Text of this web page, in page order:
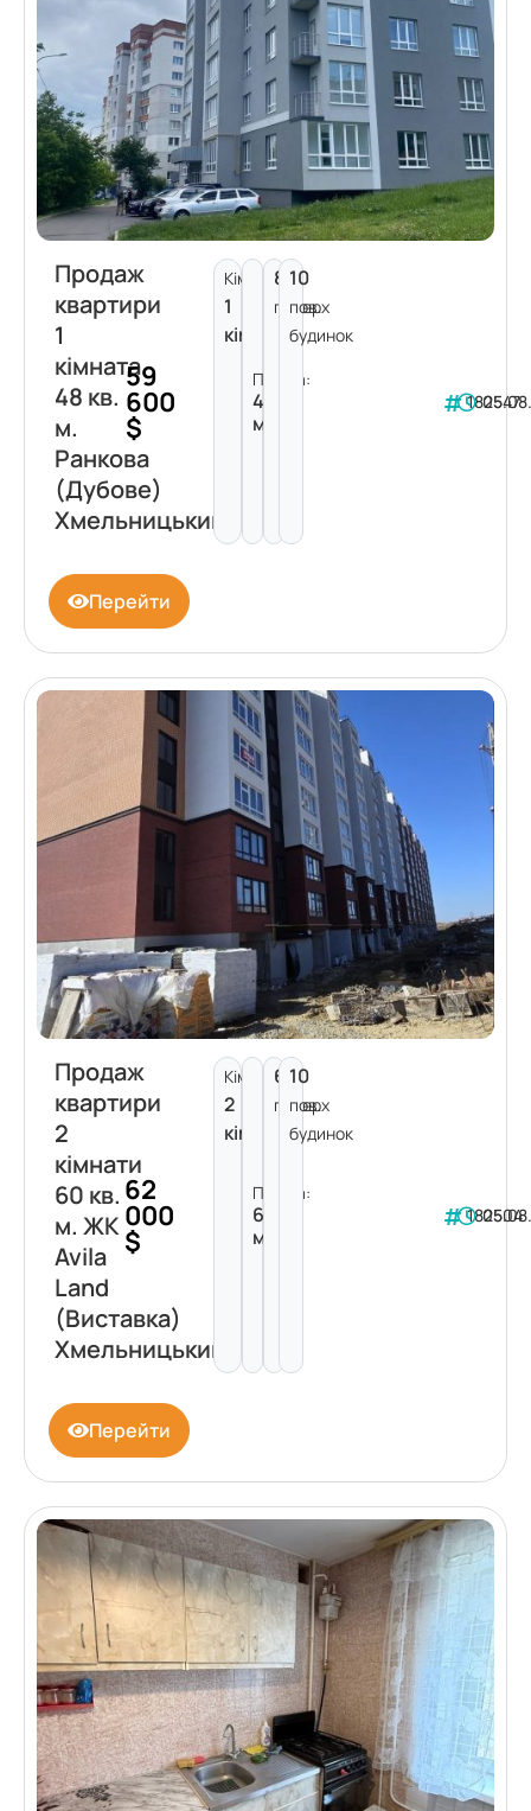
Продаж
квартири
1
кімната
48 кв.
м.
Ранкова
(Дубове)
Хмельницький
59
600
$
Кімнат:
1
кімната
Площа:
48
м²
8
поверх
10
пов.
будинок
182547
Перейти
Продаж
квартири
2
кімнати
60 кв.
м. ЖК
Avila
Land
(Виставка)
Хмельницький
62
000
$
Кімнат:
2
кімнати
Площа:
60
м²
6
поверх
10
пов.
будинок
182504
Перейти